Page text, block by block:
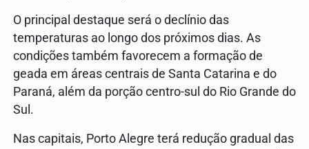
O principal destaque será o declínio das
temperaturas ao longo dos próximos dias. As
condições também favorecem a formação de
geada em áreas centrais de Santa Catarina e do
Paraná, além da porção centro-sul do Rio Grande do
Sul.
Nas capitais, Porto Alegre terá redução gradual das